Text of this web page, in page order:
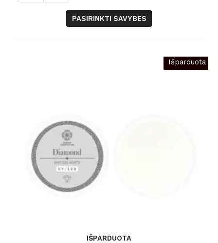
PASIRINKTI SAVYBES
Išparduota
IŠPARDUOTA